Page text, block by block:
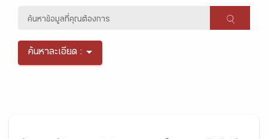
ค้นหาละเอียด :